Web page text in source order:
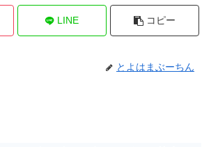
LINE コピー
とよはまぶーちん